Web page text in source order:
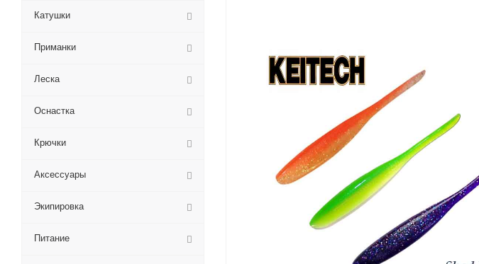
Катушки
Приманки
Леска
Оснастка
Крючки
Аксессуары
Экипировка
Питание